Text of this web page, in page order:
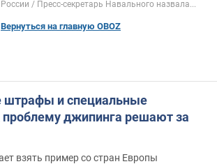
Пресс-секретарь Навального назвала...
Вернуться на главную OBOZ
штрафы и специальные
проблему джипинга решают за
взять пример со стран Европы